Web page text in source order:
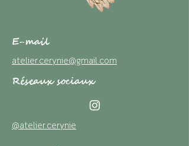
E-mail
atelier.cerynie@gmail.com
Réseaux sociaux
@atelier.cerynie